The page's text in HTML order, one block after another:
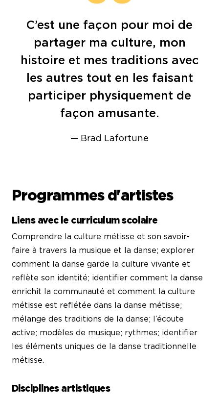
C’est une façon pour moi de
partager ma culture, mon
histoire et mes traditions avec
les autres tout en les faisant
participer physiquement de
façon amusante.
— Brad Lafortune
Programmes d'artistes
Liens avec le curriculum scolaire
Comprendre la culture métisse et son savoir-
faire à travers la musique et la danse; explorer
comment la danse garde la culture vivante et
reflète son identité; identifier comment la danse
enrichit la communauté et comment la culture
métisse est reflétée dans la danse métisse;
mélange des traditions de la danse; l’écoute
active; modèles de musique; rythmes; identifier
les éléments uniques de la danse traditionnelle
métisse.
Disciplines artistiques